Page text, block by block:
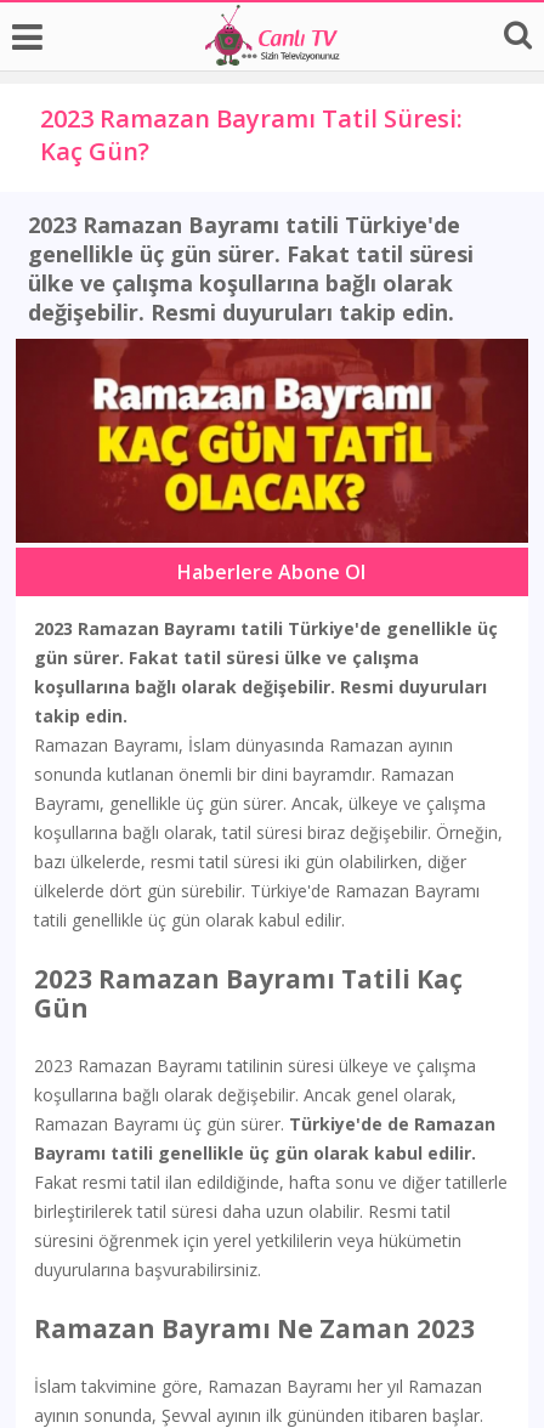
2023 Ramazan Bayramı Tatil Süresi:
Kaç Gün?
2023 Ramazan Bayramı tatili Türkiye'de
genellikle üç gün sürer. Fakat tatil süresi
ülke ve çalışma koşullarına bağlı olarak
değişebilir. Resmi duyuruları takip edin.
Haberlere Abone Ol
2023 Ramazan Bayramı tatili Türkiye'de genellikle üç
gün sürer. Fakat tatil süresi ülke ve çalışma
koşullarına bağlı olarak değişebilir. Resmi duyuruları
takip edin.
Ramazan Bayramı, İslam dünyasında Ramazan ayının
sonunda kutlanan önemli bir dini bayramdır. Ramazan
Bayramı, genellikle üç gün sürer. Ancak, ülkeye ve çalışma
koşullarına bağlı olarak, tatil süresi biraz değişebilir. Örneğin,
bazı ülkelerde, resmi tatil süresi iki gün olabilirken, diğer
ülkelerde dört gün sürebilir. Türkiye'de Ramazan Bayramı
tatili genellikle üç gün olarak kabul edilir.
2023 Ramazan Bayramı Tatili Kaç
Gün
2023 Ramazan Bayramı tatilinin süresi ülkeye ve çalışma
koşullarına bağlı olarak değişebilir. Ancak genel olarak,
Ramazan Bayramı üç gün sürer. Türkiye'de de Ramazan
Bayramı tatili genellikle üç gün olarak kabul edilir.
Fakat resmi tatil ilan edildiğinde, hafta sonu ve diğer tatillerle
birleştirilerek tatil süresi daha uzun olabilir. Resmi tatil
süresini öğrenmek için yerel yetkililerin veya hükümetin
duyurularına başvurabilirsiniz.
Ramazan Bayramı Ne Zaman 2023
İslam takvimine göre, Ramazan Bayramı her yıl Ramazan
ayının sonunda, Şevval ayının ilk gününden itibaren başlar.